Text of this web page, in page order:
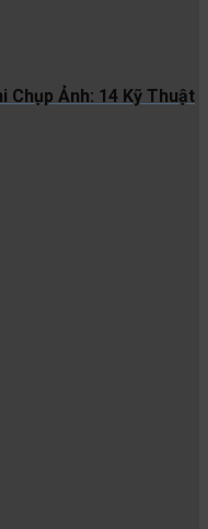
Chụp Ảnh: 14 Kỹ Thuật